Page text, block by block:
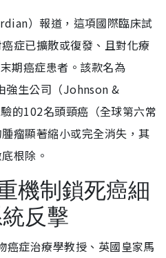
）報道，這項國際臨床試
症已擴散或復發、且對化療
期癌症患者。該款名為
強生公司（Johnson &
的102名頭頸癌（全球第六常
瘤顯著縮小或完全消失，其
根除。
機制鎖死癌細
反擊
癌症治療學教授、英國皇家馬